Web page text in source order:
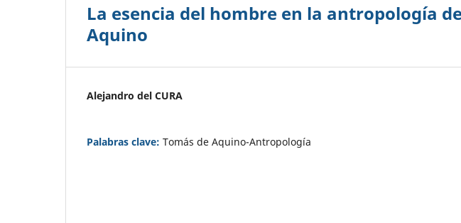
La esencia del hombre en la antropología
Aquino
Alejandro del CURA
Palabras clave: Tomás de Aquino-Antropología